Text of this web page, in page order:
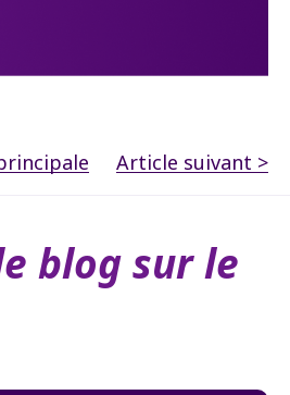
Article suivant >
blog sur le